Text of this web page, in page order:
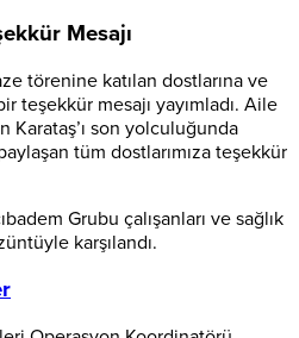
Mesajı
törenine katılan dostlarına ve
teşekkür mesajı yayımladı. Aile
Karataş’ı son yolculuğunda
tüm dostlarımıza teşekkür
Grubu çalışanları ve sağlık
karşılandı.